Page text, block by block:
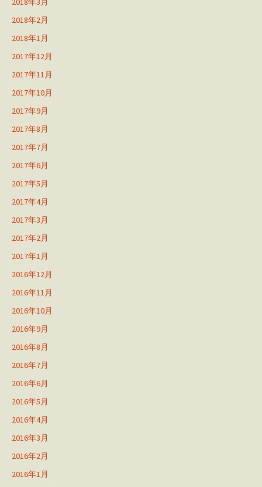
2018年2月
2018年1月
2017年12月
2017年11月
2017年10月
2017年9月
2017年8月
2017年7月
2017年6月
2017年5月
2017年4月
2017年3月
2017年2月
2017年1月
2016年12月
2016年11月
2016年10月
2016年9月
2016年8月
2016年7月
2016年6月
2016年5月
2016年4月
2016年3月
2016年2月
2016年1月